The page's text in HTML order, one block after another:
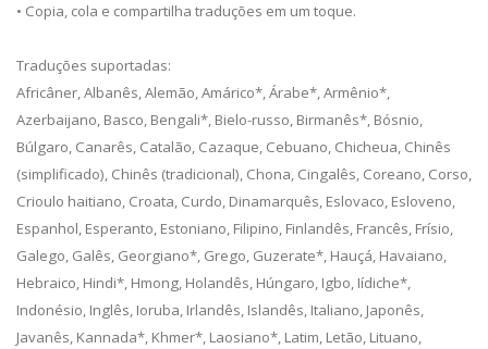
• Copia, cola e compartilha traduções em um toque.
Traduções suportadas:
Africâner, Albanês, Alemão, Amárico*, Árabe*, Armênio*,
Azerbaijano, Basco, Bengali*, Bielo-russo, Birmanês*, Bósnio,
Búlgaro, Canarês, Catalão, Cazaque, Cebuano, Chicheua, Chinês
(simplificado), Chinês (tradicional), Chona, Cingalês, Coreano, Corso,
Crioulo haitiano, Croata, Curdo, Dinamarquês, Eslovaco, Esloveno,
Espanhol, Esperanto, Estoniano, Filipino, Finlandês, Francês, Frísio,
Galego, Galês, Georgiano*, Grego, Guzerate*, Hauçá, Havaiano,
Hebraico, Hindi*, Hmong, Holandês, Húngaro, Igbo, Iídiche*,
Indonésio, Inglês, Ioruba, Irlandês, Islandês, Italiano, Japonês,
Javanês, Kannada*, Khmer*, Laosiano*, Latim, Letão, Lituano,